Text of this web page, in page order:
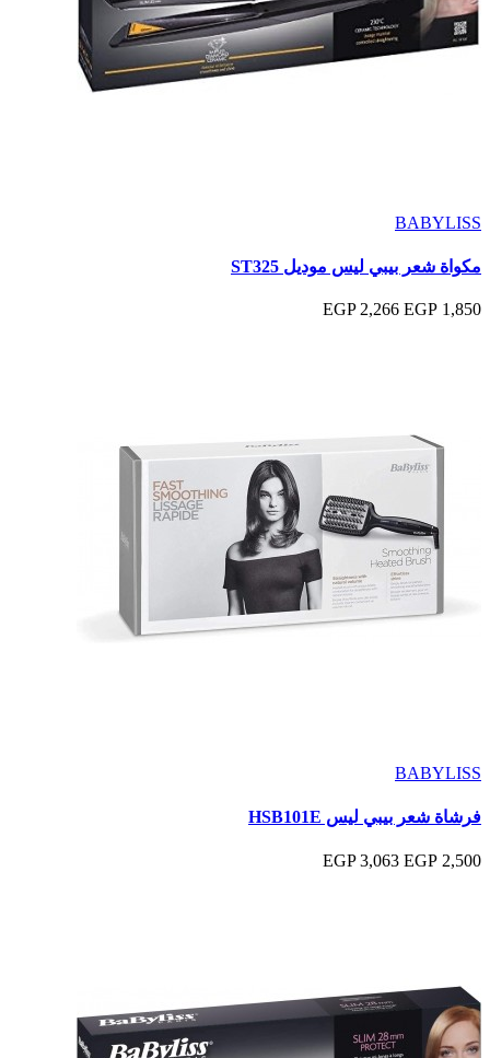
BABYLISS
مكواة شعر بيبي ليس موديل ST325
1,850 EGP
2,266 EGP
BABYLISS
فرشاة شعر بيبي ليس HSB101E
2,500 EGP
3,063 EGP